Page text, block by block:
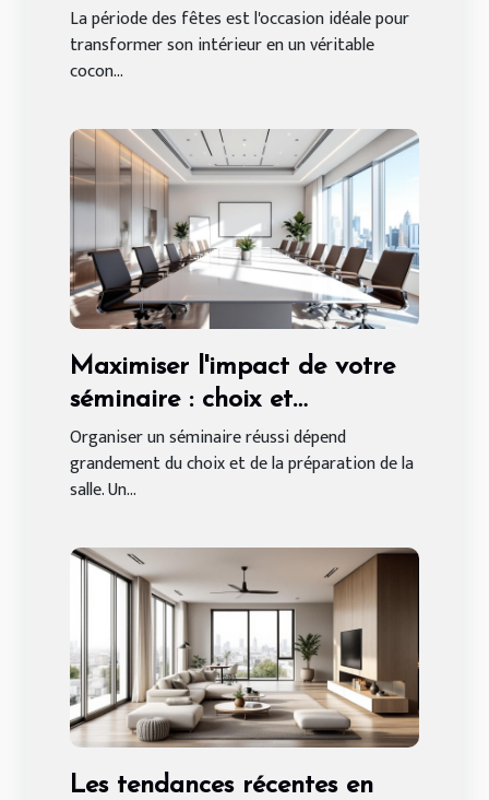
sur mesure
La période des fêtes est l'occasion idéale pour
transformer son intérieur en un véritable
cocon...
Maximiser l'impact de votre
séminaire : choix et
préparation de salle
Organiser un séminaire réussi dépend
grandement du choix et de la préparation de la
salle. Un...
Les tendances récentes en